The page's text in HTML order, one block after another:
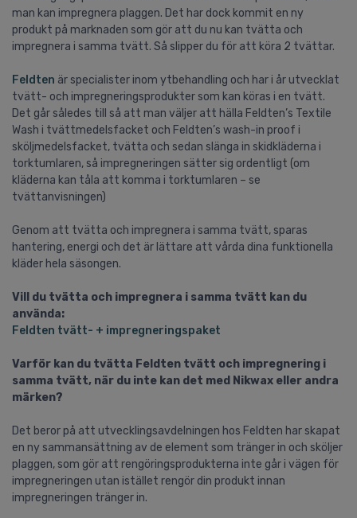
man kan impregnera plaggen. Det har dock kommit en ny
produkt på marknaden som gör att du nu kan tvätta och
impregnera i samma tvätt. Så slipper du för att köra 2 tvättar.
Feldten är specialister inom ytbehandling och har i år utvecklat
tvätt- och impregneringsprodukter som kan köras i en tvätt.
Det går således till så att man väljer att hälla Feldten’s Textile
Wash i tvättmedelsfacket och Feldten’s wash-in proof i
sköljmedelsfacket, tvätta och sedan slänga in skidkläderna i
torktumlaren, så impregneringen sätter sig ordentligt (om
kläderna kan tåla att komma i torktumlaren – se
tvättanvisningen)
Genom att tvätta och impregnera i samma tvätt, sparas
hantering, energi och det är lättare att vårda dina funktionella
kläder hela säsongen.
Vill du tvätta och impregnera i samma tvätt kan du
använda:
Feldten tvätt- + impregneringspaket
Varför kan du tvätta Feldten tvätt och impregnering i
samma tvätt, när du inte kan det med Nikwax eller andra
märken?
Det beror på att utvecklingsavdelningen hos Feldten har skapat
en ny sammansättning av de element som tränger in och sköljer
plaggen, som gör att rengöringsprodukterna inte går i vägen för
impregneringen utan istället rengör din produkt innan
impregneringen tränger in.